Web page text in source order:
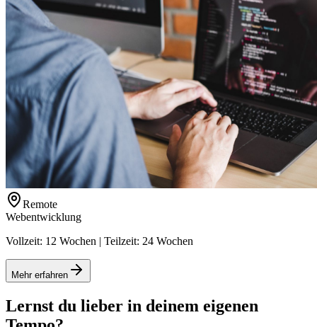
Remote
Webentwicklung
Vollzeit: 12 Wochen | Teilzeit: 24 Wochen
Mehr erfahren
Lernst du lieber in deinem eigenen